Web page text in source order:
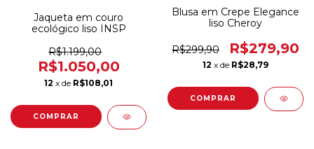
Jaqueta em couro
ecológico liso INSP
R$1.199,00
R$1.050,00
12 x de R$108,01
COMPRAR
Blusa em Crepe Elegance
liso Cheroy
R$299,90 R$279,90
12 x de R$28,79
COMPRAR